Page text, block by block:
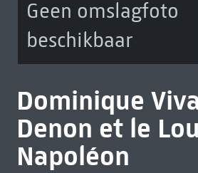
Geen omslagfoto
beschikbaar
Dominique
Denon et le
Napoléon